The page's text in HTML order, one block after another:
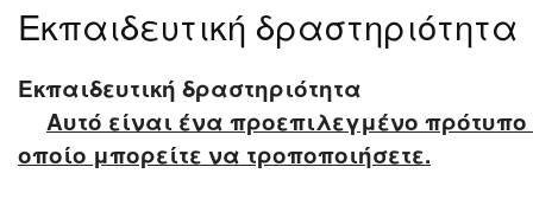
Εκπαιδευτική δραστηριότητα
Εκπαιδευτική δραστηριότητα
Αυτό είναι ένα προεπιλεγμένο πρότυπο
οποίο μπορείτε να τροποποιήσετε.